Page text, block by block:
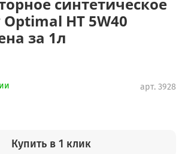
арт. 3928
HT 5W40
за 1л
Купить в 1 клик